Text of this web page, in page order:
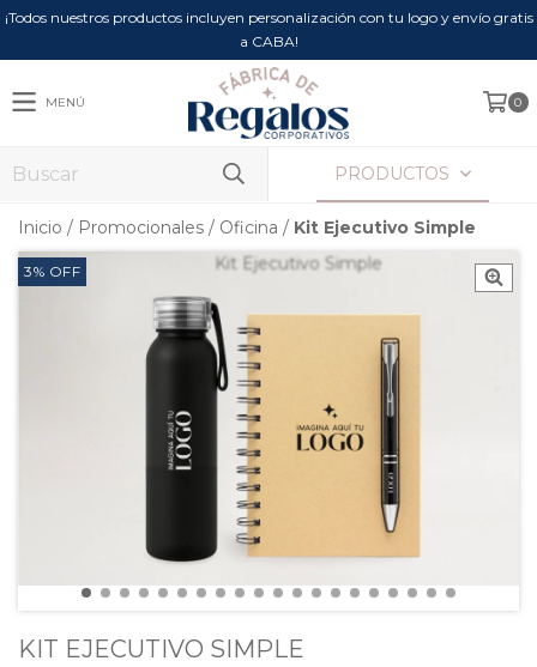
¡Todos nuestros productos incluyen personalización con tu logo y envío gratis
a CABA!
MENÚ 0
PRODUCTOS
Inicio / Promocionales / Oficina / Kit Ejecutivo Simple
3% OFF
KIT EJECUTIVO SIMPLE